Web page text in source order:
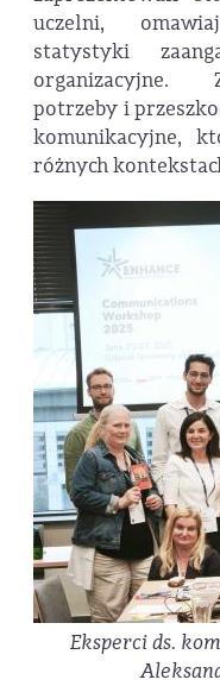
uczelni,
statystyki
organizacyjne.
potrzeby i
komunikacyjne,
różnych
Eksperci ds.